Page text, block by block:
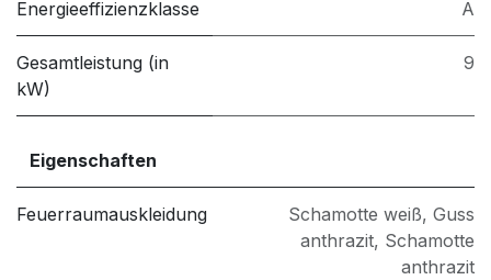
Energieeffizienzklasse A
Gesamtleistung (in
kW)
9
Eigenschaften
Feuerraumauskleidung Schamotte weiß, Guss
anthrazit, Schamotte
anthrazit